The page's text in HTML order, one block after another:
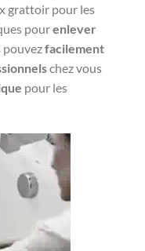
grattoir pour les
pourenlever
facilement
chez vous
pour les